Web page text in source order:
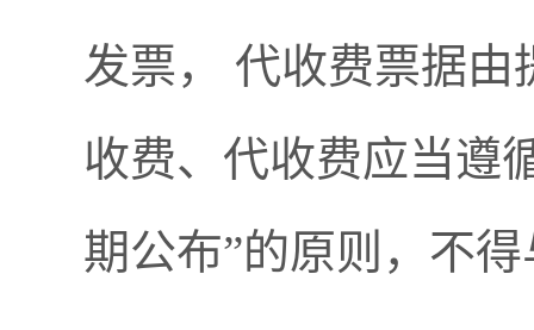
发票， 代收费票据
收费、代收费应当遵
期公布”的原则，不